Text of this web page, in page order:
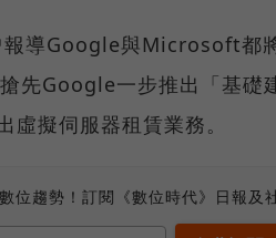
導Google與Microsoft都
先Google一步推出「基礎
擬伺服器租賃業務。
位趨勢！訂閱《數位時代》日報及